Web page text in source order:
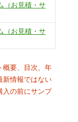
（お見積・サ
（お見積・サ
要、目次、年
新情報ではない
入の前にサンプ